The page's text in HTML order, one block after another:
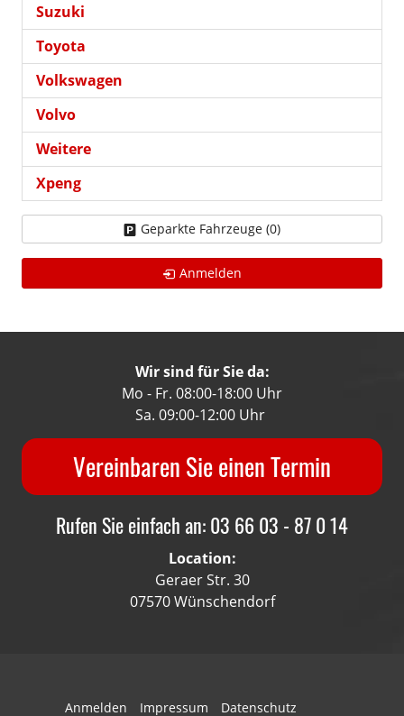
Suzuki
Toyota
Volkswagen
Volvo
Weitere
Xpeng
Geparkte Fahrzeuge (0)
Anmelden
Wir sind für Sie da:
Mo - Fr. 08:00-18:00 Uhr
Sa. 09:00-12:00 Uhr
Vereinbaren Sie einen Termin
Rufen Sie einfach an: 03 66 03 - 87 0 14
Location:
Geraer Str. 30
07570 Wünschendorf
Anmelden Impressum Datenschutz